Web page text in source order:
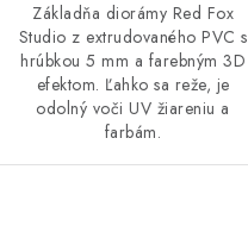
Základňa diorámy Red Fox
Studio z extrudovaného PVC s
hrúbkou 5 mm a farebným 3D
efektom. Ľahko sa reže, je
odolný voči UV žiareniu a
farbám.